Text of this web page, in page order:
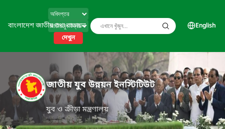
বাংলাদেশ জাতীয় তথ্য বাতায়ন
দেখুন
English
জাতীয় যুব উন্নয়ন ইনস্টিটিউট
যুব ও ক্রীড়া মন্ত্রণালয়